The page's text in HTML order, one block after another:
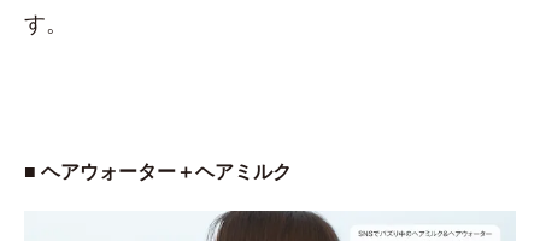
す。
■ ヘアウォーター＋ヘアミルク